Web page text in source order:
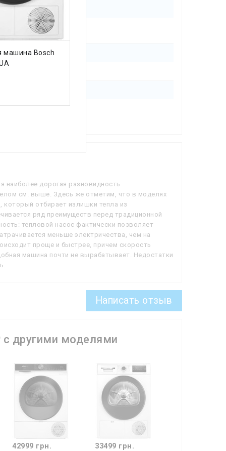
машина Bosch
дорогая разновидность
см. выше. Здесь же отметим, что в моделях
который отбирает излишки тепла из
ряд преимуществ перед традиционной
тепловой насос фактически позволяет
меньше электричества, чем на
проще и быстрее, причем скорость
машина почти не вырабатывает. Недостатки
Написать отзыв
с другими моделями
42999 грн. 33499 грн.